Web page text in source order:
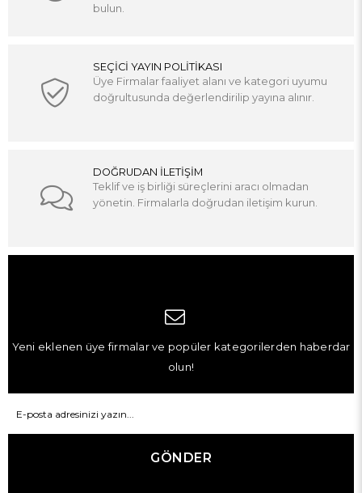
bulun.
SEÇİCİ YAYIN POLİTİKASI
Üye Firmalar faaliyet alanı ve kategori uyumu
doğrultusunda değerlendirilip yayına alınır.
DOĞRUDAN İLETİŞİM
Teklif ve iş birliği süreçlerini aracı olmadan
yönetin. Firmalarla doğrudan iletişim kurun.
Yeni eklenen üye firmalar ve popüler kategorilerden haberdar
olun!
GÖNDER